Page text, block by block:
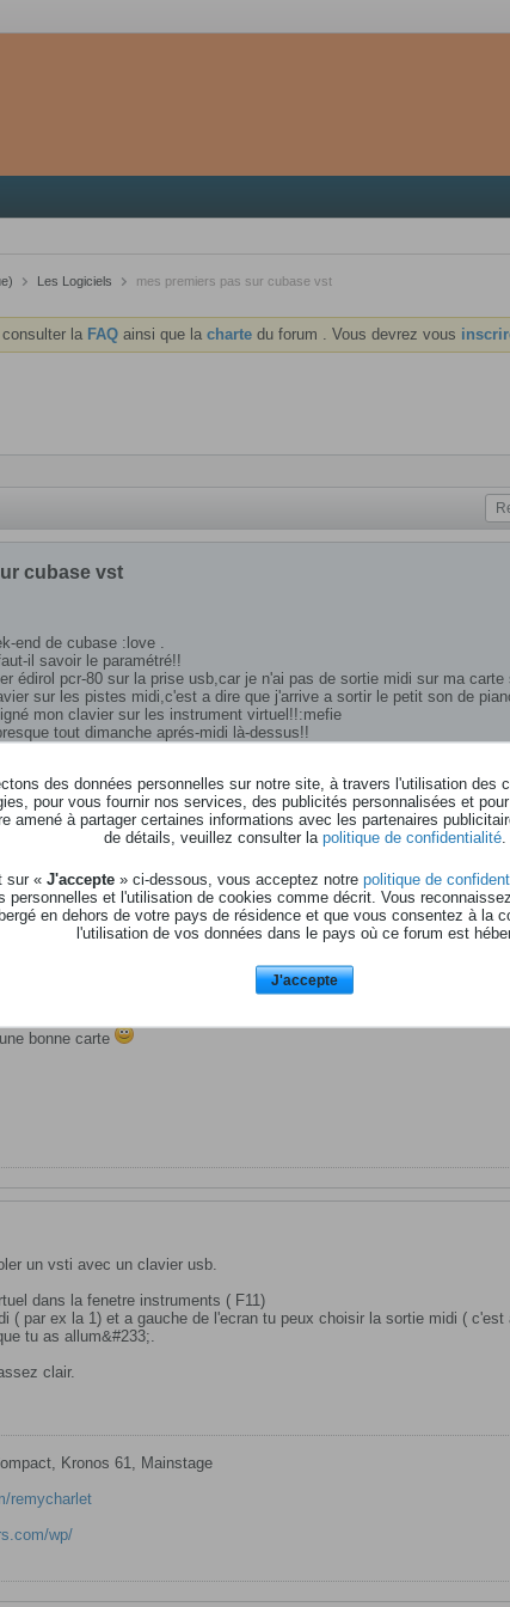
Les Logiciels mes premiers pas sur cubase vst
la FAQ ainsi que la charte du forum . Vous devrez vous
cubase vst
end de cubase :love .
il savoir le paramétré!!
édirol pcr-80 sur la prise usb,car je n'ai pas de sortie midi sur ma carte
sur les pistes midi,c'est a dire que j'arrive a sortir le petit son de
mon clavier sur les instrument virtuel!!:mefie
tout dimanche aprés-midi là-dessus!!
controler ces instrument étant branché
etre branché en MIDI ?
jeu/midi si tu as un port jeu sur ta carte son.
bonne carte
un vsti avec un clavier usb.
dans la fenetre instruments ( F11)
( par ex la 1) et a gauche de l'ecran tu peux choisir la sortie midi (
tu as allum&#233;.
clair.
Kronos 61, Mainstage
remycharlet
wp/
des données personnelles sur notre site, à travers l'utilisation des
pour vous fournir nos services, des publicités personnalisées et
amené à partager certaines informations avec les partenaires
de détails, veuillez consulter la politique de confidentialité.
sur « J'accepte » ci-dessous, vous acceptez notre politique de
personnelles et l'utilisation de cookies comme décrit. Vous
en dehors de votre pays de résidence et que vous consentez à la
l'utilisation de vos données dans le pays où ce forum est
J'accepte